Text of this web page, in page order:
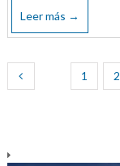
Leer más →
1 2